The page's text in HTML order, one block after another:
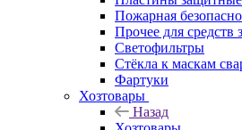
Пожарная
Прочее для средств
Светофильтры
Стёкла к маскам
Фартуки
Хозтовары
Назад